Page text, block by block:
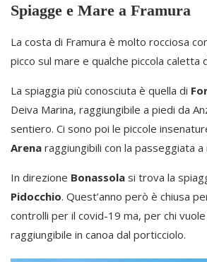
Spiagge e Mare a Framura
La costa di Framura è molto rocciosa
picco sul mare e qualche piccola caletta
La spiaggia più conosciuta è quella di
Deiva Marina, raggiungibile a piedi da
sentiero. Ci sono poi le piccole
Arena raggiungibili con la passeggiata a
In direzione Bonassola si trova la
Pidocchio. Quest’anno però è chiusa
controlli per il covid-19 ma, per chi
raggiungibile in canoa dal porticciolo.